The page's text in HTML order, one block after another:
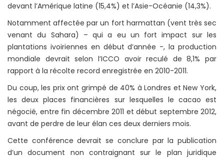
devant l’Amérique latine (15,4%) et l’Asie-Océanie (14,3%).
Notamment affectée par un fort harmattan (vent très sec
venant du Sahara) – qui a eu un fort impact sur les
plantations ivoiriennes en début d’année -, la production
mondiale devrait selon l’ICCO avoir reculé de 8,1% par
rapport à la récolte record enregistrée en 2010-2011.
Du coup, les prix ont grimpé de 40% à Londres et New York,
les deux places financières sur lesquelles le cacao est
négocié, entre fin décembre 2011 et début septembre 2012,
avant de perdre de leur élan ces deux derniers mois.
Cette conférence devrait se conclure par la publication
d’un document non contraignant sur le plan juridique